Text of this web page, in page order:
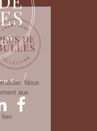
!
ou
faciliter
et d'y remédier. Nous
consentement aux
cliquez sur le lien
de page.